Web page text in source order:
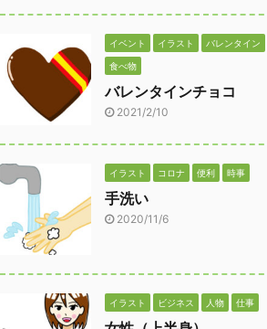
イベント イラスト バレンタイン
食べ物
バレンタインチョコ
2021/2/10
イラスト コロナ 便利 時事
手洗い
2020/11/6
イラスト ビジネス 人物 仕事